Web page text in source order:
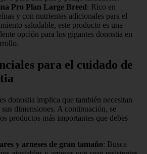
Pro Plan Large Breed: Rico en
y con nutrientes adicionales para el
saludable, este producto es una
opción para los gigantes donostia en
para el cuidado de
donostia implica que también necesitan
sus dimensiones. A continuación, se
productos más importantes que debes
y arneses de gran tamaño: Busca